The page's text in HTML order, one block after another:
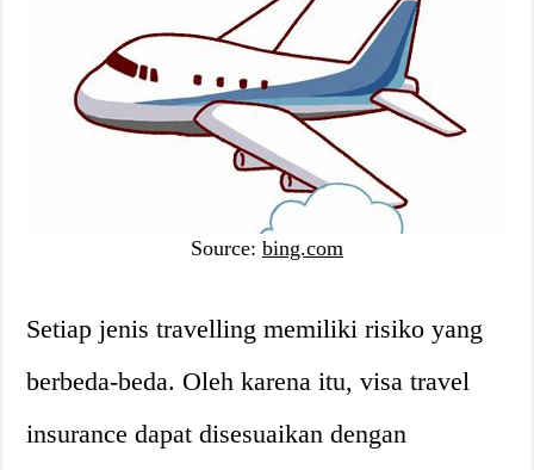
Source: bing.com
Setiap jenis travelling memiliki risiko yang
berbeda-beda. Oleh karena itu, visa travel
insurance dapat disesuaikan dengan